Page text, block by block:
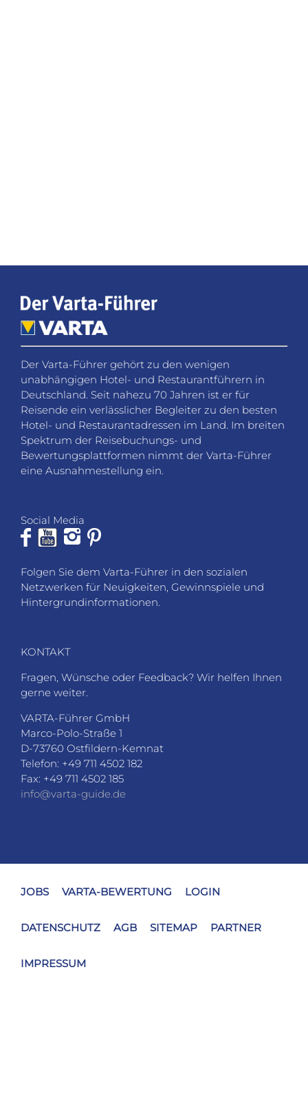
Der Varta-Führer gehört zu den wenigen
unabhängigen Hotel- und Restaurantführern in
Deutschland. Seit nahezu 70 Jahren ist er für
Reisende ein verlässlicher Begleiter zu den besten
Hotel- und Restaurantadressen im Land. Im breiten
Spektrum der Reisebuchungs- und
Bewertungsplattformen nimmt der Varta-Führer
eine Ausnahmestellung ein.
Social Media
Folgen Sie dem Varta-Führer in den sozialen
Netzwerken für Neuigkeiten, Gewinnspiele und
Hintergrundinformationen.
KONTAKT
Fragen, Wünsche oder Feedback? Wir helfen Ihnen
gerne weiter.
VARTA-Führer GmbH
Marco-Polo-Straße 1
D-73760 Ostfildern-Kemnat
Telefon: +49 711 4502 182
Fax: +49 711 4502 185
info@varta-guide.de
JOBS VARTA-BEWERTUNG LOGIN
DATENSCHUTZ AGB SITEMAP PARTNER
IMPRESSUM